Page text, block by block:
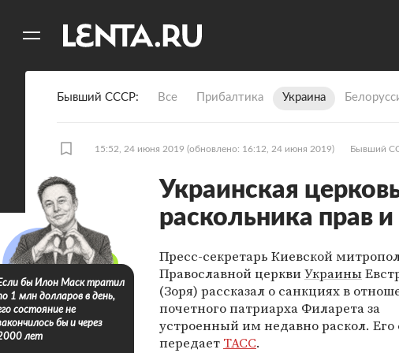
Бывший СССР Все Прибалтика Украина
15:52, 24 июня 2019 (обновлено: 16:12, 24 июня 2019) Бывший
Украинская
раскольника прав
Пресс-секретарь Киевской
Православной церквиУкраины
(Зоря) рассказал о санкциях в
почетного патриарха Филарета за
устроенный им недавно раскол. Его
передает ТАСС.
бы Илон Маск тратил
1 млн долларов в день,
состояние не
бы и через
лет